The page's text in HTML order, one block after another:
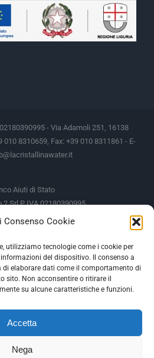
Consenso Cookie
utilizziamo tecnologie come i cookie per
del dispositivo. Il consenso a
di elaborare dati come il comportamento di
sito. Non acconsentire o ritirare il
su alcune caratteristiche e funzioni.
Accetta
Nega
- Via Adamoli 251, 16138
010 8310659, Fax: +39 010 8311861 - E-
Aiuti di Stato
2 Srl P IVA 02180390995
Somma Incassata
49.338,00 €
49.338,00 €
935,34 €
sul REGISTRO NAZIONALE
--